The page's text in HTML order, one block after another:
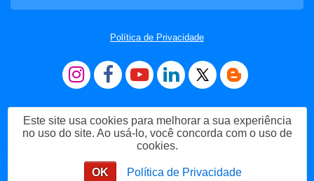
Me Chame no WhatsApp
Política de Privacidade
Este site usa cookies para melhorar a sua experiência
no uso do site. Ao usá-lo, você concorda com o uso de
cookies.
OK Política de Privacidade